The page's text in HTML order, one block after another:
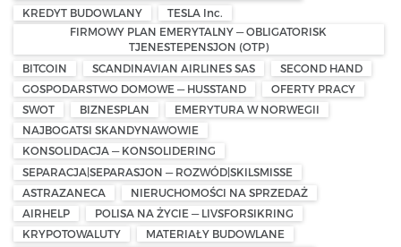
KREDYT BUDOWLANY
TESLA Inc.
FIRMOWY PLAN EMERYTALNY — OBLIGATORISK
TJENESTEPENSJON (OTP)
BITCOIN
SCANDINAVIAN AIRLINES SAS
SECOND HAND
GOSPODARSTWO DOMOWE — HUSSTAND
OFERTY PRACY
SWOT
BIZNESPLAN
EMERYTURA W NORWEGII
NAJBOGATSI SKANDYNAWOWIE
KONSOLIDACJA — KONSOLIDERING
SEPARACJA|SEPARASJON — ROZWÓD|SKILSMISSE
ASTRAZANECA
NIERUCHOMOŚCI NA SPRZEDAŻ
AIRHELP
POLISA NA ŻYCIE — LIVSFORSIKRING
KRYPOTOWALUTY
MATERIAŁY BUDOWLANE